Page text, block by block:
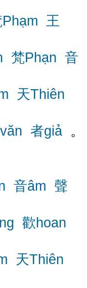
王
梵Phạn 音
天Thiên
者giả 。
音âm 聲
歡hoan
天Thiên